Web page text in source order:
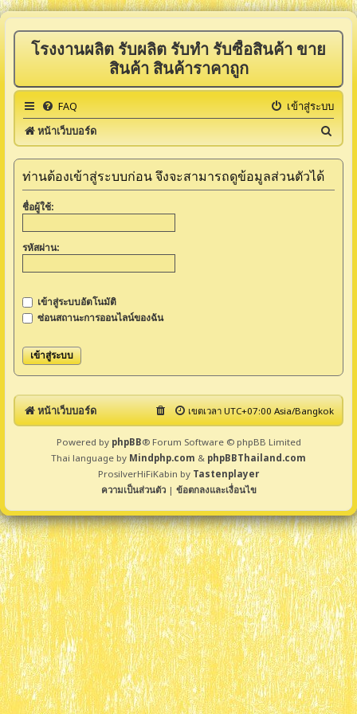
โรงงานผลิต รับผลิต รับทำ รับซื้อสินค้า ขาย
สินค้า สินค้าราคาถูก
FAQ
เข้าสู่ระบบ
หน้าเว็บบอร์ด
น
า
ท่านต้องเข้าสู่ระบบก่อน จึงจะสามารถดูข้อมูลส่วนตัวได้
ชื่อผู้ใช้:
รหัสผ่าน:
เข้าสู่ระบบอัตโนมัติ
ซ่อนสถานะการออนไลน์ของฉัน
หน้าเว็บบอร์ด เขตเวลา UTC+07:00 Asia/Bangkok
Powered by phpBB® Forum Software © phpBB Limited
Thai language by Mindphp.com & phpBBThailand.com
ProsilverHiFiKabin by Tastenplayer
ความเป็นส่วนตัว| ข้อตกลงและเงื่อนไข